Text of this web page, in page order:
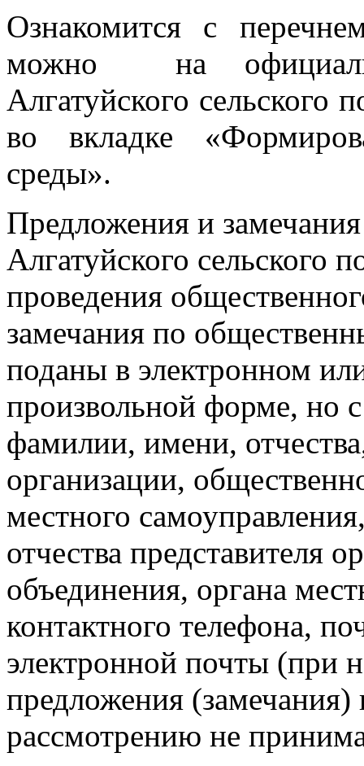
Ознакомится с
можно на
Алгатуйского сельского
во вкладке
среды».
Предложения и
Алгатуйского сельского
проведения
замечания по
поданы в электронном
произвольной форме, но
фамилии, имени,
организации,
местного
отчества представителя
объединения, органа
контактного телефона,
электронной почты (при
предложения
рассмотрению не